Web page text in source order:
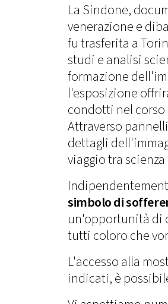
La Sindone,
venerazione e
fu trasferita a
studi e analisi
formazione
l'esposizione
condotti nel
Attraverso
dettagli
viaggio tra scienza
simbolo di
un'opportunità di
tutti coloro che
L'accesso alla
indicati, è